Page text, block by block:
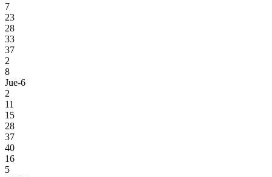
7
23
28
33
37
2
8
Jue-6
2
11
15
28
37
40
16
5